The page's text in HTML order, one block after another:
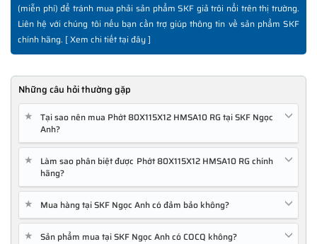
(miễn phí) để tránh mua phải sản phẩm SKF giả trôi nổi trên thị trường.
Liên hệ với chúng tôi nếu bạn cần trợ giúp thông tin về sản phẩm SKF
chính hãng. [Xem chi tiết tại đây]
Những câu hỏi thường gặp
★
Tại sao nên mua Phớt 80X115X12 HMSA10 RG tại SKF Ngọc
Anh?
★
Làm sao phân biệt được Phớt 80X115X12 HMSA10 RG chính
hãng?
★ Mua hàng tại SKF Ngọc Anh có đảm bảo không?
★ Sản phẩm mua tại SKF Ngọc Anh có COCQ không?